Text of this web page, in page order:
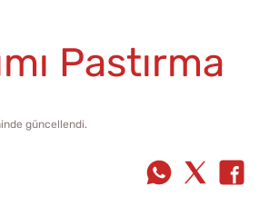
Pastırma
güncellendi.